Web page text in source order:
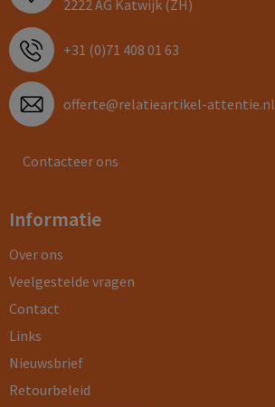
2222 AG Katwijk (ZH)
+31 (0)71 408 01 63
offerte@relatieartikel-attentie.nl
Contacteer ons
Informatie
Over ons
Veelgestelde vragen
Contact
Links
Nieuwsbrief
Retourbeleid